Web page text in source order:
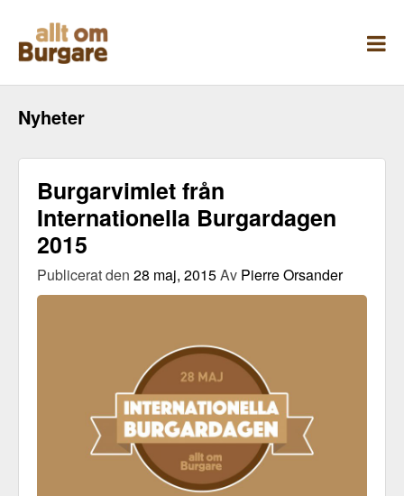
innehåll
Nyheter
Burgarvimlet från
Internationella Burgardagen
2015
Publicerat den 28 maj, 2015Av Pierre Orsander